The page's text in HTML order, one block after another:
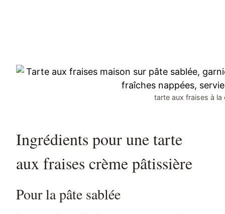
tarte aux fraises à la
Ingrédients pour une tarte
aux fraises crème pâtissière
Pour la pâte sablée